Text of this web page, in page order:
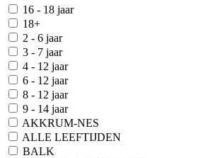
16 - 18 jaar
18+
2 - 6 jaar
3 - 7 jaar
4 - 12 jaar
6 - 12 jaar
8 - 12 jaar
9 - 14 jaar
AKKRUM-NES
ALLE LEEFTIJDEN
BALK